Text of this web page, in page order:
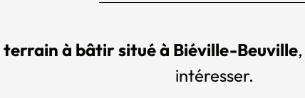
terrain à bâtir situé à Biéville-Beuville
intéresser.